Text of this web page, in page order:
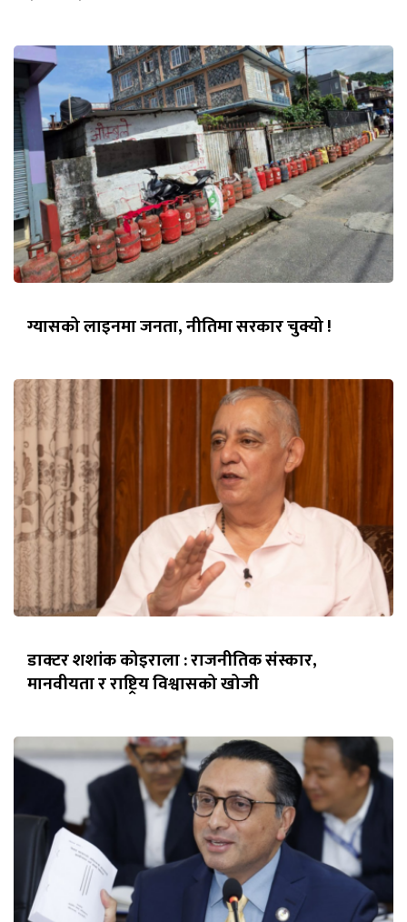
ग्यासको लाइनमा जनता, नीतिमा सरकार चुक्यो !
डाक्टर शशांक कोइराला : राजनीतिक संस्कार,
मानवीयता र राष्ट्रिय विश्वासको खोजी